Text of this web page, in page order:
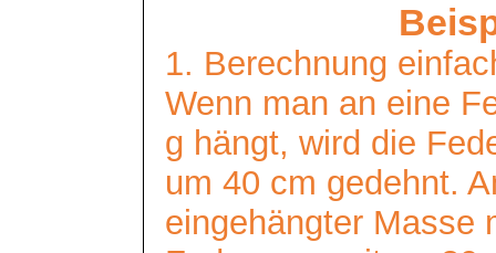
1. Berechnung
Wenn man an eine
g hängt, wird die
um 40 cm gedehnt.
eingehängter Masse